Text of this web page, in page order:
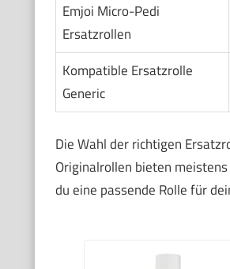
Emjoi Micro-Pedi
Ersatzrollen
Kompatible Ersatzrolle
Generic
Die Wahl der richtigen
Originalrollen bieten
du eine passende Rolle für